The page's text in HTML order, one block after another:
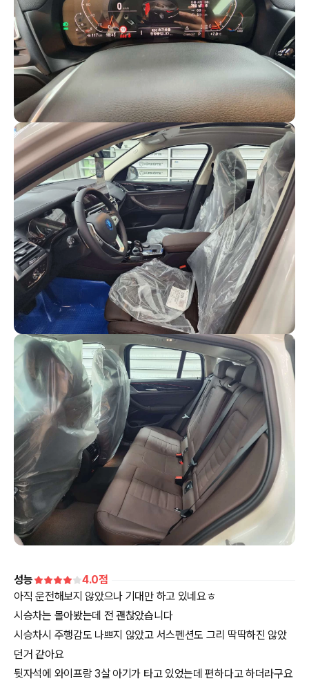
성능 4.0점
아직 운전해보지 않았으나 기대만 하고 있네요ㅎ
시승차는 몰아봤는데 전 괜찮았습니다
시승차시 주행감도 나쁘지 않았고 서스펜션도 그리 딱딱하진 않았
던거 같아요
뒷자석에 와이프랑 3살 아기가 타고 있었는데 편하다고 하더라구요